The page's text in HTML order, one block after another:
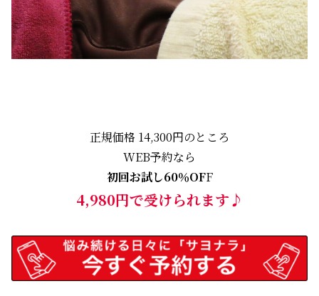
正規価格 14,300円のところ
WEB予約なら
初回お試し60％OFF
4,980円で受けられます♪